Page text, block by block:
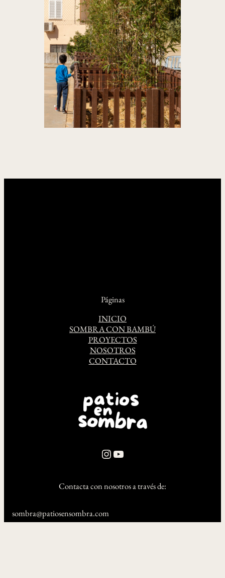
Páginas
INICIO
SOMBRA CON BAMBÚ
PROYECTOS
NOSOTROS
CONTACTO
Instagram
YouTube
Contacta con nosotros a través de:
sombra@patiosensombra.com